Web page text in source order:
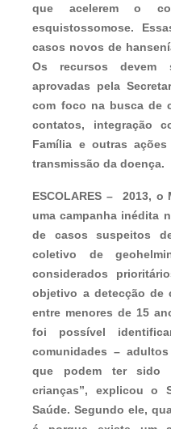
que acelerem o
esquistossomose.
casos novos de
Os recursos devem
aprovadas pela
com foco na busca de
contatos, integração
Família e outras
transmissão da doença.
ESCOLARES –
2013, o
uma campanha inédita
de casos suspeitos
coletivo de
considerados
objetivo a detecção de
entre menores de 15
foi possível
comunidades –
que podem ter sido
crianças”, explicou o
Saúde. Segundo ele,